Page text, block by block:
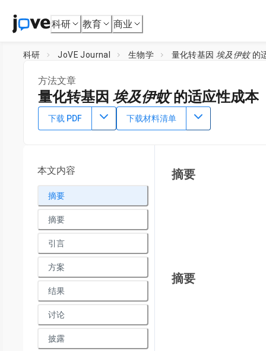
科研 教育 商业
科研 JoVE Journal 生物学 量化转基因埃及伊蚊的
方法文章
量化转基因 埃及伊蚊的适应性成本
DOI： 10.3791/65136 ⸱ 2023年9月15日
Adeline E. Williams1,2,Irma Sanchez-Vargas
Malaria and Vector Research, National Institute of Allergy
National Center for
下载 PDF 下载材料清单
本文内容
摘要
摘要
引言
方案
结果
讨论
披露
摘要
摘要